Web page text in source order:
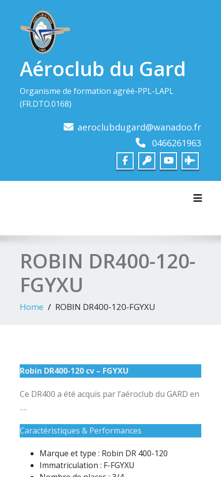
content
Aéroclub du Gard
Organisme de formation agréé-PPL-LAPL
(FR.DTO.0168)
aeroclubdugard@wanadoo.fr
0466261963
ROBIN DR400-120-
FGYXU
Home ROBIN DR400-120-FGYXU
Robin DR400-120 cv – FGYXU
Ce DR400 a été acquis par l’aéroclub du GARD en
….
Caractéristiques & Performances
Marque et type : Robin DR 400-120
Immatriculation : F-FGYXU